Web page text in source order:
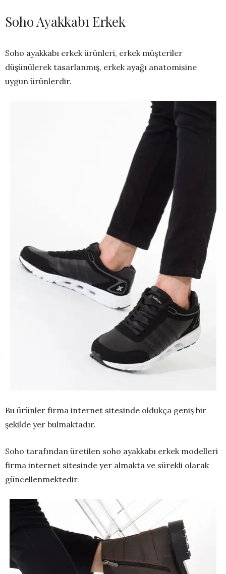
Soho Ayakkabı Erkek
Soho ayakkabı erkek ürünleri, erkek müşteriler
düşünülerek tasarlanmış, erkek ayağı anatomisine
uygun ürünlerdir.
Bu ürünler firma internet sitesinde oldukça geniş bir
şekilde yer bulmaktadır.
Soho tarafından üretilen soho ayakkabı erkek modelleri
firma internet sitesinde yer almakta ve sürekli olarak
güncellenmektedir.